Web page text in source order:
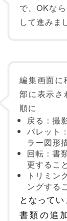
で、OKな
して進みま
編集画面に
部に表示さ
順に
戻る：撮
パレット
ラー図形
回転：書
更するこ
トリミン
ングする
となって
書類の追